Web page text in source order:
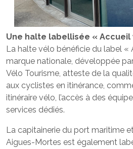
Une halte labellisée « Accueil
La halte vélo bénéficie du label «
marque nationale, développée
Vélo Tourisme, atteste de la
aux cyclistes en itinérance,
itinéraire vélo, l’accès à des
services dédiés.
La capitainerie du port maritime
Aigues-Mortes est également